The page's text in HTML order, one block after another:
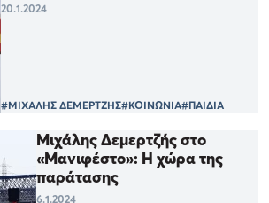
20.1.2024
#ΜΙΧΑΛΗΣ ΔΕΜΕΡΤΖΗΣ#ΚΟΙΝΩΝΙΑ#ΠΑΙΔΙΑ
Μιχάλης Δεμερτζής στο
«Μανιφέστο»: Η χώρα της
παράτασης
6.1.2024